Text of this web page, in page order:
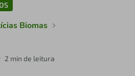
Biomas
2 min de leitura